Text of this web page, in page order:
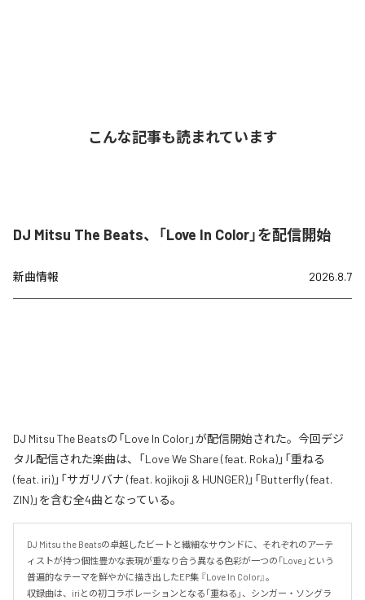
こんな記事も読まれています
DJ Mitsu The Beats、「Love In Color」を配信開始
新曲情報 2026.8.7
DJ Mitsu The Beatsの「Love In Color」が配信開始された。今回デジ
タル配信された楽曲は、「Love We Share (feat. Roka)」「重ねる
(feat. iri)」「サガリバナ (feat. kojikoji & HUNGER)」「Butterfly (feat.
ZIN)」を含む全4曲となっている。
DJ Mitsu the Beatsの卓越したビートと繊細なサウンドに、それぞれのアーテ
ィストが持つ個性豊かな表現が重なり合う異なる色彩が一つの「Love」という
普遍的なテーマを鮮やかに描き出したEP集 『Love In Color』。
収録曲は、iriとの初コラボレーションとなる「重ねる」、シンガー・ソングラ